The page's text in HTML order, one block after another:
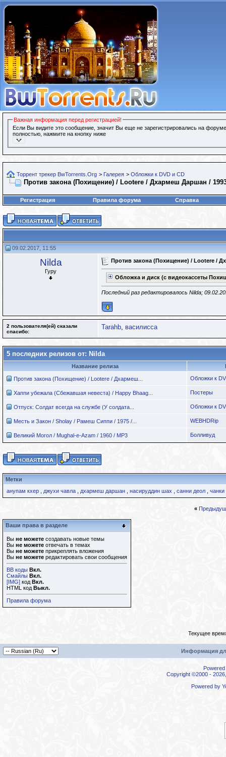
Важная информация перед регистрацией!
Если Вы видите это сообщение, значит Вы еще не зарегистрировались на
полностью, нажмите на кнопку ниже
Торрент трекер BwTorrents.Org > Галерея > Обложки к DVD и CD
Против закона (Похищение) / Lootere / Дхармеш Даршан /
Регистрация Правила форума Справка
09.02.2017, 11:55
Nilda
Гуру
Против закона (Похищение) / Lootere /
Обложка и диск (с видеокассеты
Последний раз редактировалось Nilda;
2 пользователя(ей) сказали
cпасибо:
Tarahb, василисса
5 последних релизов от: Nilda
Название релиза
Против закона (Похищение) / Lootere / Дхармеш... Обложки к
Хаппи убежала (Сбежавшая невеста) / Happy Bhaag... Постеры
Отпуск: Солдат всегда на службе (У солдата... Обложки к
Месть и Закон / Sholay / Рамеш Сиппи / 1975 /... WEBHDRip
Великий Могол / Mughal-e-Azam / 1960 / MP3 Болливуд
Метки
анупам кхер
джухи чавла дхармеш даршан насируддин шах санни деол чанки
«
Ваши права в разделе
Вы не можете создавать новые темы
Вы не можете отвечать в темах
Вы не можете прикреплять вложения
Вы не можете редактировать свои сообщения
BB коды Вкл.
Смайлы Вкл.
[IMG] код Вкл.
HTML код Выкл.
Правила форума
Текущее
Информация
Copyright ©2000 -
Powered by